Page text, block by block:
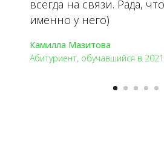
всегда на связи. Рада,
именно у него)
Камилла Мазитова
Абитуриент, обучавшийся в